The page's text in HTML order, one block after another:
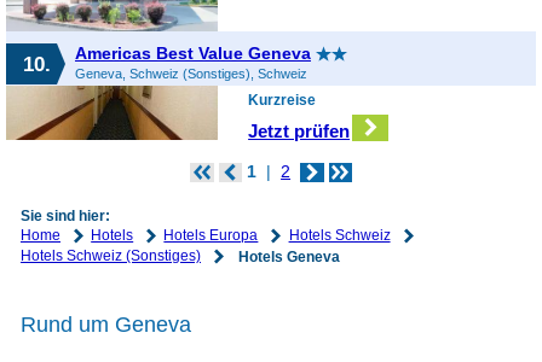
10. Americas Best Value Geneva
Geneva, Schweiz (Sonstiges), Schweiz
Kurzreise
Jetzt prüfen
1 2
Sie sind hier:
Home
Hotels Hotels Europa
Hotels Schweiz
Hotels Schweiz (Sonstiges)
Hotels Geneva
Rund um Geneva